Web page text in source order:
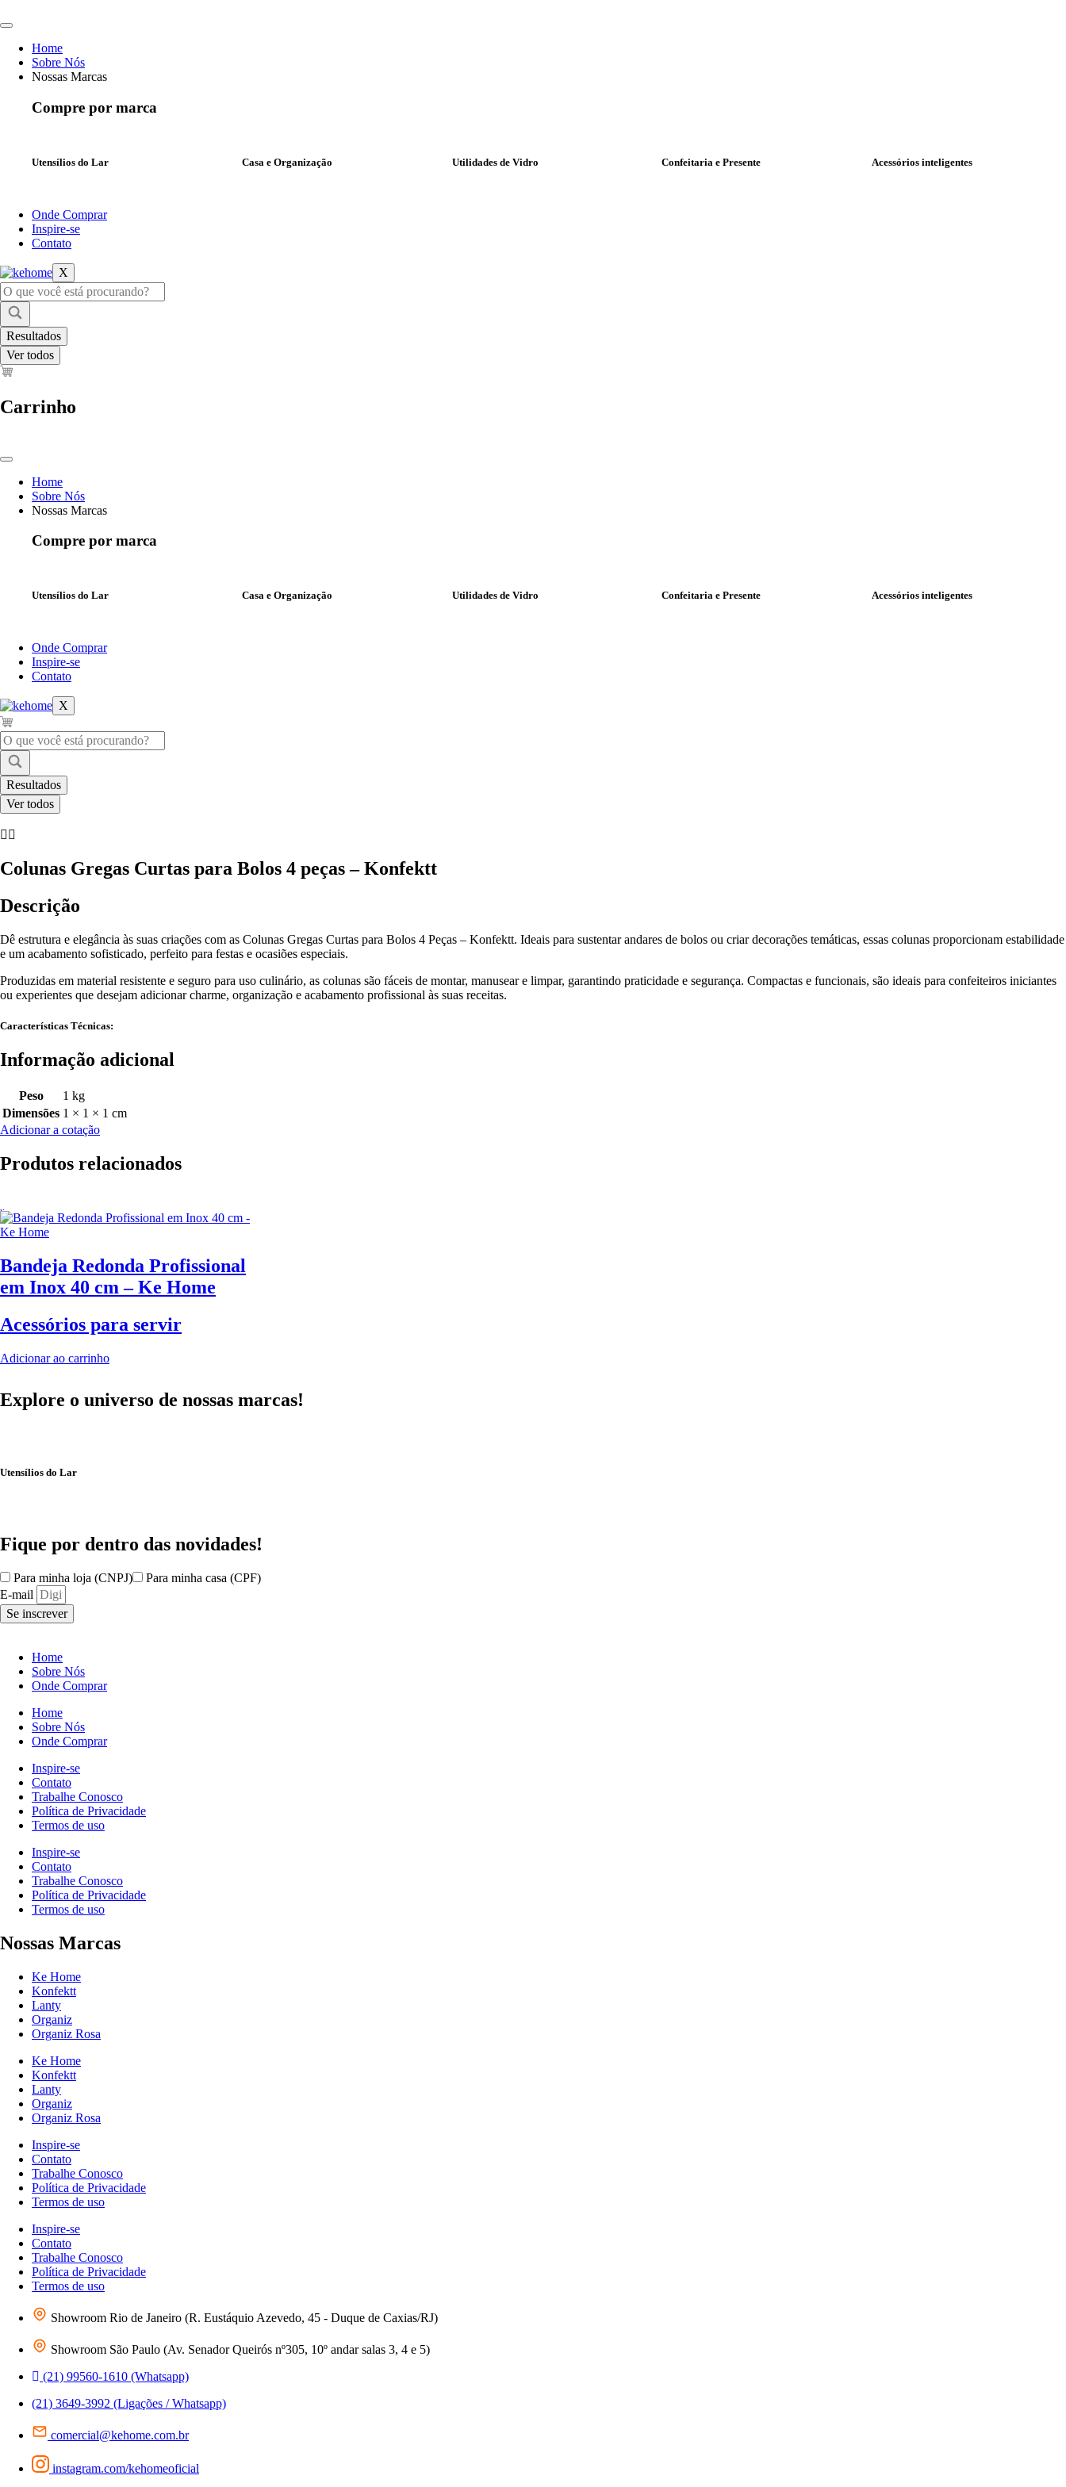
para
conteúdoHome
Sobre Nós
Nossas Marcas
Compre por marca
Utensílios do Lar Casa e Organização Utilidades de Vidro Confeitaria e Presente Acessórios inteligentes
Onde Comprar
Inspire-se
Contato
X
Pesquisar
...
Resultados
Ver todos
Carrinho
Home
Sobre Nós
Nossas Marcas
Compre por marca
Utensílios do Lar Casa e Organização Utilidades de Vidro Confeitaria e Presente Acessórios inteligentes
Onde Comprar
Inspire-se
Contato
X
Pesquisar
...
Resultados
Ver todos
Colunas Gregas Curtas para Bolos 4 peças – Konfektt
Descrição
Dê estrutura e elegância às suas criações com as Colunas Gregas Curtas para Bolos 4 Peças – Konfektt. Ideais para sustentar andares de bolos ou criar decorações temáticas, essas colunas proporcionam estabilidade
e um acabamento sofisticado, perfeito para festas e ocasiões especiais.
Produzidas em material resistente e seguro para uso culinário, as colunas são fáceis de montar, manusear e limpar, garantindo praticidade e segurança. Compactas e funcionais, são ideais para confeiteiros iniciantes
ou experientes que desejam adicionar charme, organização e acabamento profissional às suas receitas.
Características Técnicas:
Informação adicional
Peso
1 kg
Dimensões 1 × 1 × 1 cm
Adicionar a cotação
Produtos relacionados
Bandeja Redonda Profissional
em Inox 40 cm – Ke Home
Acessórios para servir
Adicionar ao carrinho
Explore o universo de nossas marcas!
Utensílios do Lar
Fique por dentro das novidades!
Para minha loja (CNPJ)
Para minha casa (CPF)
E-mail
Se inscrever
Home
Sobre Nós
Onde Comprar
Home
Sobre Nós
Onde Comprar
Inspire-se
Contato
Trabalhe Conosco
Política de Privacidade
Termos de uso
Inspire-se
Contato
Trabalhe Conosco
Política de Privacidade
Termos de uso
Nossas Marcas
Ke Home
Konfektt
Lanty
Organiz
Organiz Rosa
Ke Home
Konfektt
Lanty
Organiz
Organiz Rosa
Inspire-se
Contato
Trabalhe Conosco
Política de Privacidade
Termos de uso
Inspire-se
Contato
Trabalhe Conosco
Política de Privacidade
Termos de uso
Showroom Rio de Janeiro (R. Eustáquio Azevedo, 45 - Duque de Caxias/RJ)
Showroom São Paulo (Av. Senador Queirós nº305, 10º andar salas 3, 4 e 5)
(21) 99560-1610 (Whatsapp)
(21) 3649-3992 (Ligações / Whatsapp)
comercial@kehome.com.br
instagram.com/kehomeoficial